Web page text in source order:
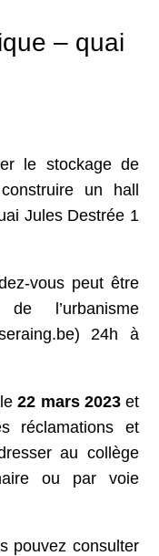
– quai
le stockage de
un hall
Jules Destrée 1
vous peut être
l’urbanisme
24h à
le22 mars 2023et
réclamations et
au collège
ou par voie
pouvez consulter